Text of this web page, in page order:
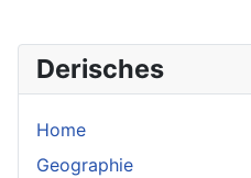
Derisches
Home
Geographie